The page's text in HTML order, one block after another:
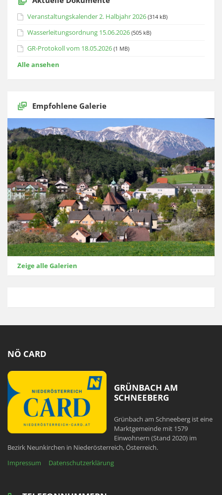
Veranstaltungskalender 2. Halbjahr 2026 (314 kB)
Wasserleitungsordnung 15.06.2026 (505 kB)
GR-Protokoll vom 18.05.2026 (1 MB)
Alle ansehen
Empfohlene Galerie
Zeige alle Galerien
NÖ CARD
GRÜNBACH AM
SCHNEEBERG
Grünbach am Schneeberg ist eine
Marktgemeinde mit 1579
Einwohnern (Stand 2020) im
Bezirk Neunkirchen in Niederösterreich, Österreich.
Impressum
Datenschutzerklärung